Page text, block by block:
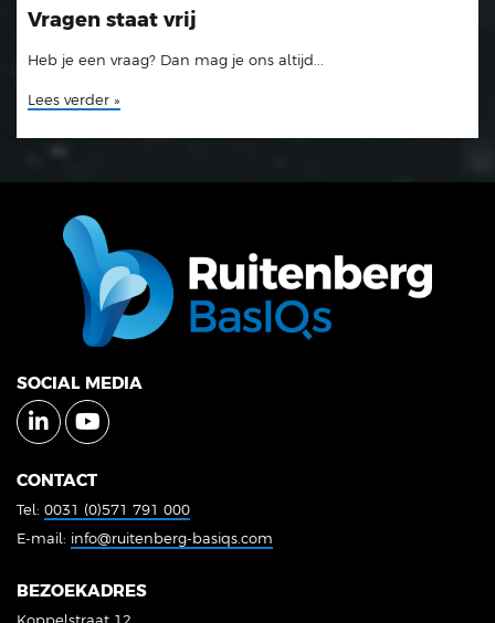
Vragen staat vrij
Heb je een vraag? Dan mag je ons altijd...
Lees verder »
SOCIAL MEDIA
CONTACT
Tel: 0031 (0)571 791 000
E-mail: info@ruitenberg-basiqs.com
BEZOEKADRES